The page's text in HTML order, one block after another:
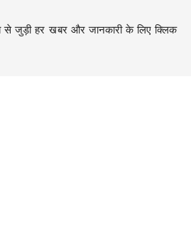
से जुड़ी हर खबर और जानकारी के लिए क्लिक